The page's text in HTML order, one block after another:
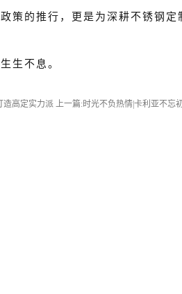
策的推行，更是为深耕不锈钢
生不息。
造高定实力派 上一篇:时光不负热情|卡利亚不忘